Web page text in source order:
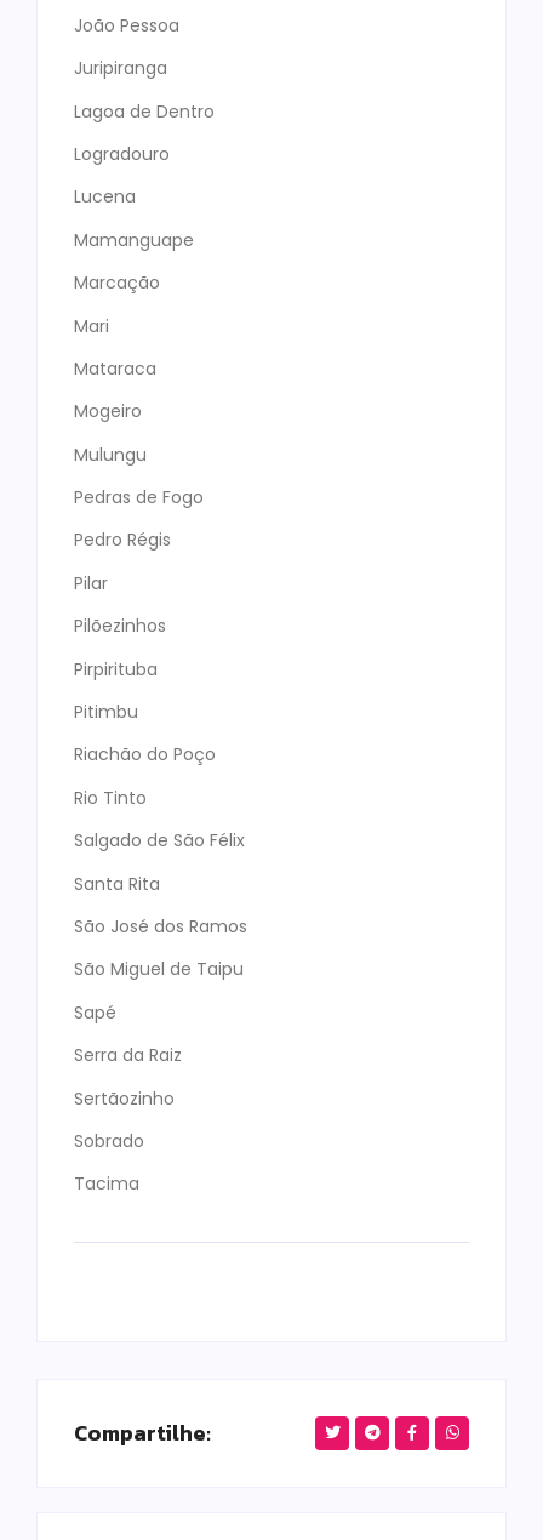
João Pessoa
Juripiranga
Lagoa de Dentro
Logradouro
Lucena
Mamanguape
Marcação
Mari
Mataraca
Mogeiro
Mulungu
Pedras de Fogo
Pedro Régis
Pilar
Pilõezinhos
Pirpirituba
Pitimbu
Riachão do Poço
Rio Tinto
Salgado de São Félix
Santa Rita
São José dos Ramos
São Miguel de Taipu
Sapé
Serra da Raiz
Sertãozinho
Sobrado
Tacima
Compartilhe: